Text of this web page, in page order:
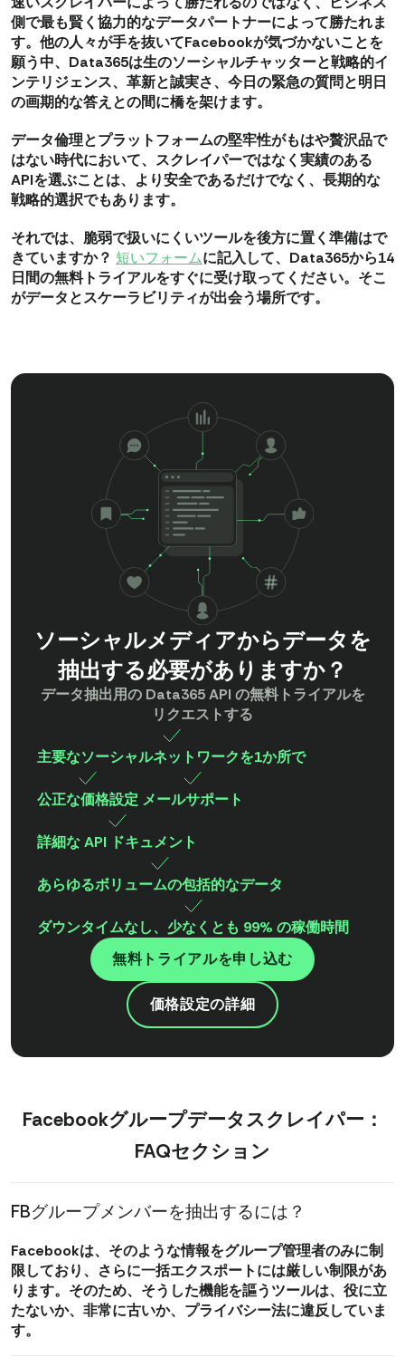
側で最も賢く協力的なデータパートナーによって勝たれま
す。他の人々が手を抜いてFacebookが気づかないことを
願う中、Data365は生のソーシャルチャッターと戦略的イ
ンテリジェンス、革新と誠実さ、今日の緊急の質問と明日
の画期的な答えとの間に橋を架けます。
データ倫理とプラットフォームの堅牢性がもはや贅沢品で
はない時代において、スクレイパーではなく実績のある
APIを選ぶことは、より安全であるだけでなく、長期的な
戦略的選択でもあります。
それでは、脆弱で扱いにくいツールを後方に置く準備はで
きていますか？ 短いフォームに記入して、Data365から14
日間の無料トライアルをすぐに受け取ってください。そこ
がデータとスケーラビリティが出会う場所です。
ソーシャルメディアからデータを
抽出する必要がありますか？
データ抽出用の Data365 API の無料トライアルを
リクエストする
主要なソーシャルネットワークを1か所で
公正な価格設定 メールサポート
詳細な API ドキュメント
あらゆるボリュームの包括的なデータ
ダウンタイムなし、少なくとも 99% の稼働時間
無料トライアルを申し込む
価格設定の詳細
Facebookグループデータスクレイパー：
FAQセクション
FBグループメンバーを抽出するには？
Facebookは、そのような情報をグループ管理者のみに制
限しており、さらに一括エクスポートには厳しい制限があ
ります。そのため、そうした機能を謳うツールは、役に立
たないか、非常に古いか、プライバシー法に違反していま
す。